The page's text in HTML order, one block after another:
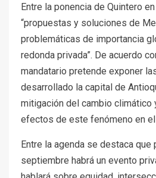
Entre la ponencia de Quintero
“propuestas y soluciones de
problemáticas de importancia
redonda privada”. De acuerdo
mandatario pretende exponer
desarrollado la capital de
mitigación del cambio climático
efectos de este fenómeno en el
Entre la agenda se destaca que
septiembre habrá un evento